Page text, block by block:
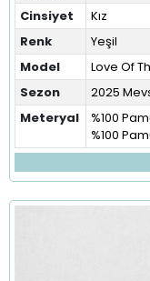
Cinsiyet
Kız
Renk
Yeşil
Model
Love Of
Sezon
2025
Meteryal
%100
%100